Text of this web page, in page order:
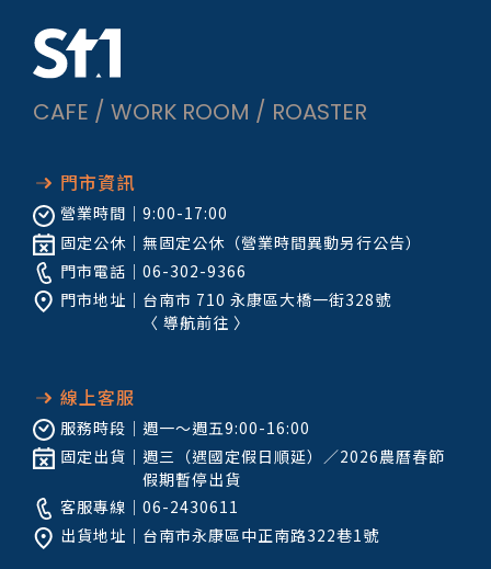
CAFE / WORK ROOM / ROASTER
門市資訊
營業時間｜ 9:00-17:00
固定公休｜ 無固定公休（營業時間異動另行公告）
門市電話｜ 06-302-9366
門市地址｜ 台南市 710 永康區大橋一街328號
〈 導航前往 〉
線上客服
服務時段｜ 週一～週五9:00-16:00
固定出貨｜ 週三（遇國定假日順延）／2026農曆春節
假期暫停出貨
客服專線｜ 06-2430611
出貨地址｜ 台南市永康區中正南路322巷1號